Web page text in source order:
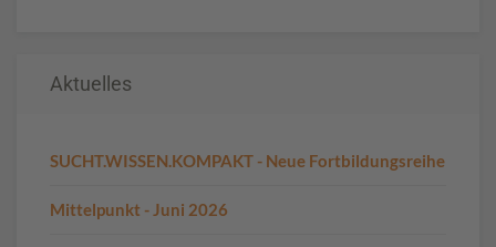
Aktuelles
SUCHT.WISSEN.KOMPAKT - Neue Fortbildungsreihe
Mittelpunkt - Juni 2026